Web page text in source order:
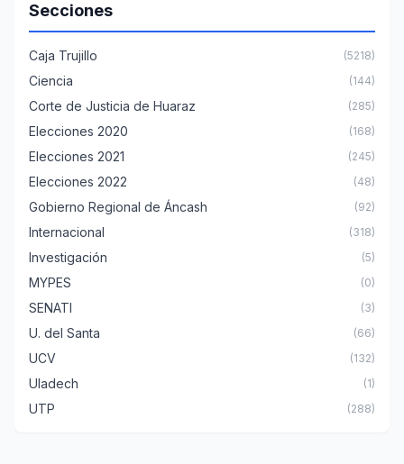
Secciones
Caja Trujillo (5218)
Ciencia (144)
Corte de Justicia de Huaraz (285)
Elecciones 2020 (168)
Elecciones 2021 (245)
Elecciones 2022 (48)
Gobierno Regional de Áncash (92)
Internacional (318)
Investigación (5)
MYPES (0)
SENATI (3)
U. del Santa (66)
UCV (132)
Uladech (1)
UTP (288)